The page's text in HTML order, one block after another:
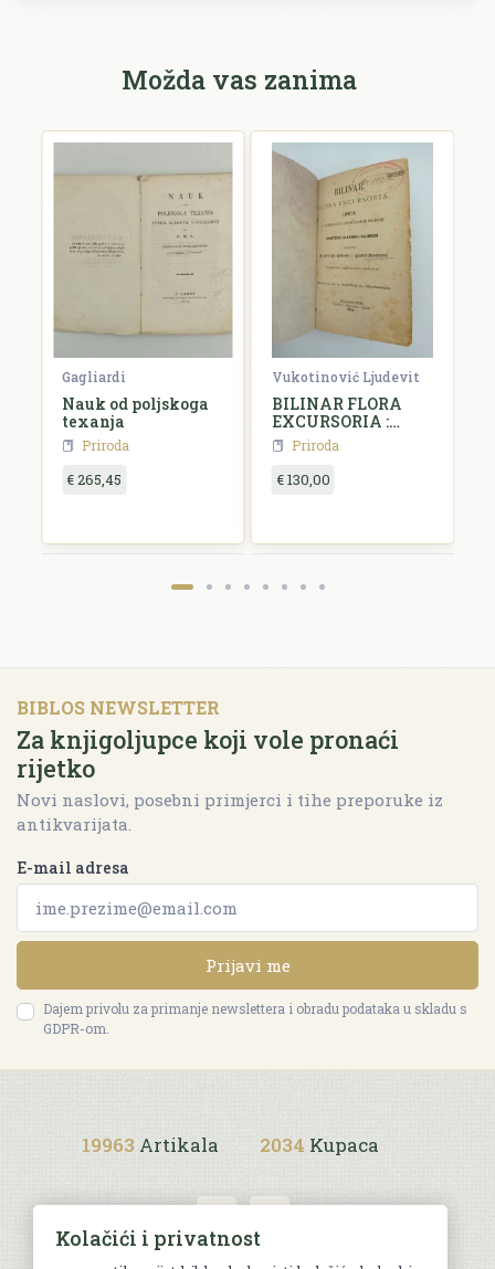
Možda vas zanima
Gagliardi
Nauk od poljskoga
texanja
Priroda
€ 265,45
Vukotinović Ljudevit
BILINAR FLORA
EXCURSORIA :
UPUTA U
SABIRANJU I
OZNAČIVANJE
BILINAH U
DALMACIJI
Priroda
€ 130,00
BIBLOS NEWSLETTER
Za knjigoljupce koji vole pronaći
rijetko
Novi naslovi, posebni primjerci i tihe preporuke iz
antikvarijata.
E-mail adresa
Prijavi me
Dajem privolu za primanje newslettera i obradu podataka u skladu s
GDPR-om.
19963 Artikala 2034 Kupaca
Kolačići i privatnost